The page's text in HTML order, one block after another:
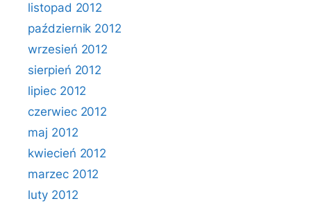
listopad 2012
październik 2012
wrzesień 2012
sierpień 2012
lipiec 2012
czerwiec 2012
maj 2012
kwiecień 2012
marzec 2012
luty 2012